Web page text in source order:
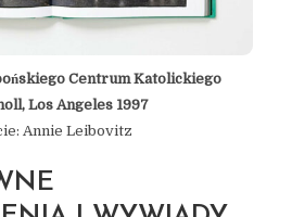
Centrum Katolickiego
Los Angeles 1997
Annie Leibovitz